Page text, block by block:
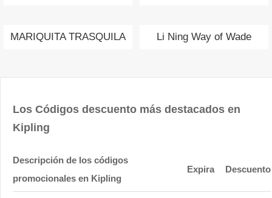
MARIQUITA TRASQUILA Li Ning Way of Wade
Los Códigos descuento más destacados en
Kipling
Descripción de los códigos
promocionales en Kipling
Expira Descuento